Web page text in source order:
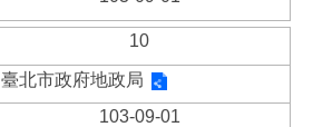
10
臺北市政府地政局
103-09-01